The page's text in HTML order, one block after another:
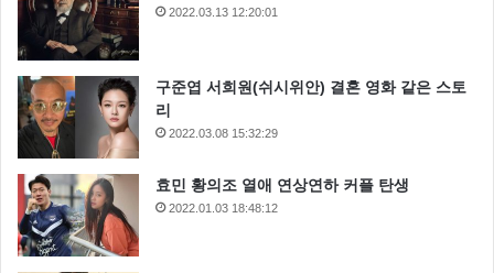
2022.03.13 12:20:01
구준엽 서희원(쉬시위안) 결혼 영화 같은 스토
리
2022.03.08 15:32:29
효민 황의조 열애 연상연하 커플 탄생
2022.01.03 18:48:12